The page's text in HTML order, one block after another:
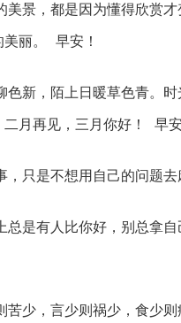
美景，都是因为懂得欣赏
丽。 早安！
色新，陌上日暖草色青。
月再见，三月你好！ 早安
，只是不想用自己的问题去
总是有人比你好，别总拿
苦少，言少则祸少，食少则